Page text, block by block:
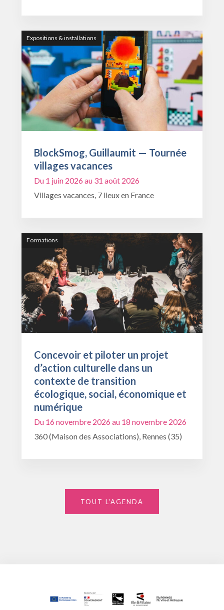
Expositions & installations
BlockSmog, Guillaumit — Tournée
villages vacances
Du 1 juin 2026 au 31 août 2026
Villages vacances, 7 lieux en France
Formations
Concevoir et piloter un projet
d’action culturelle dans un
contexte de transition
écologique, social, économique et
numérique
Du 16 novembre 2026 au 18 novembre 2026
360 (Maison des Associations), Rennes (35)
TOUT L'AGENDA